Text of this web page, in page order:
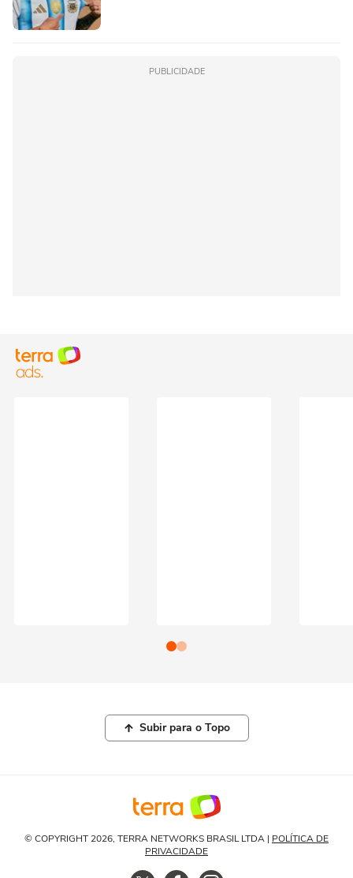
PUBLICIDADE
Subir para o Topo
© COPYRIGHT 2026, TERRA NETWORKS BRASIL LTDA | POLÍTICA DE
PRIVACIDADE